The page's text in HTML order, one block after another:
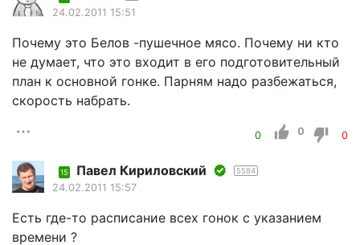
24.02.2011 15:51
Почему это Белов -пушечное мясо. Почему ни кто
не думает, что это входит в его подготовительный
план к основной гонке. Парням надо разбежаться,
скорость набрать.
0 0 0
15 Павел Кириловский 5584
24.02.2011 15:57
Есть где-то расписание всех гонок с указанием
времени ?